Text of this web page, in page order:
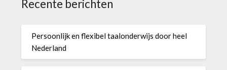
Recente berichten
Persoonlijk en flexibel taalonderwijs door heel
Nederland